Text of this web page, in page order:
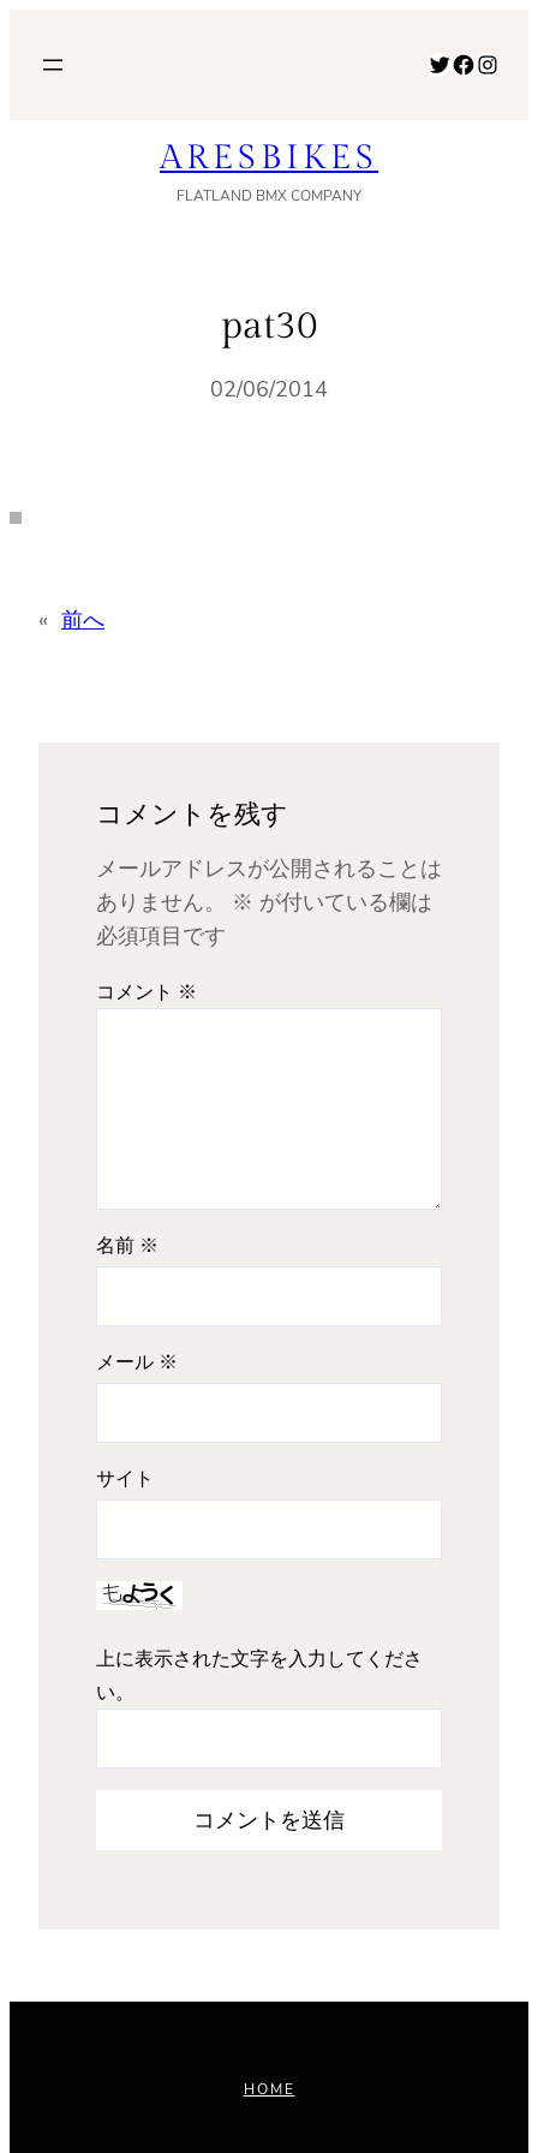
Twitter Facebook Instagram
ARESBIKES
FLATLAND BMX COMPANY
pat30
02/06/2014
« 前へ
コメントを残す
メールアドレスが公開されることは
ありません。
※ が付いている欄は
必須項目です
コメント ※
名前 ※
メール ※
サイト
上に表示された文字を入力してくださ
い。
HOME